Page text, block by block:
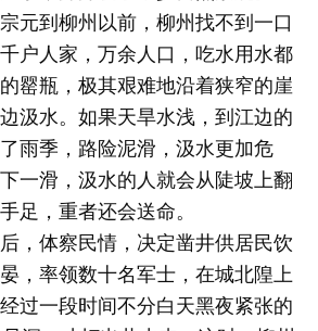
到柳州以前，柳州找不到一口
户人家，万余人口，吃水用水都
罂瓶，极其艰难地沿着狭窄的崖
汲水。如果天旱水浅，到江边的
雨季，路险泥滑，汲水更加危
一滑，汲水的人就会从陡坡上翻
足，重者还会送命。
体察民情，决定凿井供居民饮
，率领数十名军士，在城北隍上
过一段时间不分白天黑夜紧张的